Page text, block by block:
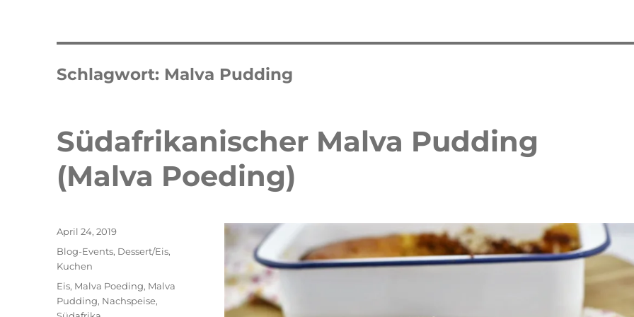
Schlagwort: Malva Pudding
Südafrikanischer Malva Pudding
(Malva Poeding)
Veröffentlicht
am
April 24, 2019
Kategorien
Blog-Events, Dessert/Eis,
Kuchen
Schlagwörter
Eis, Malva Poeding, Malva
Pudding, Nachspeise,